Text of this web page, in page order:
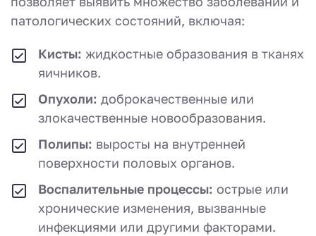
патологических состояний, включая:
Кисты: жидкостные образования в тканях
яичников.
Опухоли: доброкачественные или
злокачественные новообразования.
Полипы: выросты на внутренней
поверхности половых органов.
Воспалительные процессы: острые или
хронические изменения, вызванные
инфекциями или другими факторами.